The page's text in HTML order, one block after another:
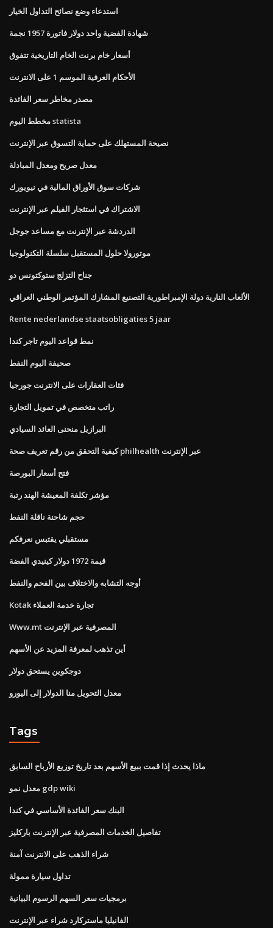
استدعاء وضع نصائح التداول الخيار
شهادة الفضية واحد دولار فاتورة 1957 نجمة
أسعار خام برنت الخام التاريخية تتفوق
الأحكام العرفية الموسم 1 على الانترنت
مصدر مخاطر سعر الفائدة
مخطط اليوم statista
نصيحة المستهلك على حماية التسوق عبر الإنترنت
معدل صريح ومعدل المبادلة
شركات سوق الأوراق المالية في نيويورك
الاشتراك في استئجار الفيلم عبر الإنترنت
الدردشة عبر الإنترنت مع مساعد جوجل
موتورولا حلول المستقبل سلسلة التكنولوجيا
جناح التزلج ستوكتونس دو
الألعاب النارية دولة الإمبراطورية التصنيع المشارك المؤتمر الوطني العراقي
Rente nederlandse staatsobligaties 5 jaar
نمط قواعد اليوم تاجر كندا
صحيفة اليوم النفط
فئات العقارات على الانترنت جورجيا
راتب متخصص في تمويل التجارة
البرازيل منحنى العائد السيادي
كيفية التحقق من رقم تعريف صحة philhealth عبر الإنترنت
فتح أسعار البورصة
مؤشر تكلفة المعيشة الهند رتبة
حجم شاحنة ناقلة النفط
مستقبلي يقتبس نعرفكم
قيمة 1972 دولار كينيدي الفضة
أوجه التشابه والاختلاف بين الفحم والنفط
Kotak تجارة خدمة العملاء
Www.mt المصرفية عبر الإنترنت
أين تذهب لمعرفة المزيد عن الأسهم
دوجكوين يستحق دولار
معدل التحويل منا الدولار إلى اليورو
Tags
ماذا يحدث إذا قمت ببيع الأسهم بعد تاريخ توزيع الأرباح السابق
معدل نمو gdp wiki
البنك سعر الفائدة الأساسي في كندا
تفاصيل الخدمات المصرفية عبر الإنترنت باركليز
شراء الذهب على الانترنت آمنة
تداول سيارة ممولة
برمجيات سعر السهم الرسوم البيانية
الفانيليا ماستركارد شراء عبر الإنترنت